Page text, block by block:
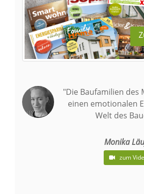
"Die Baufamilien des
einen emotionalen
Welt des
Monika
zum